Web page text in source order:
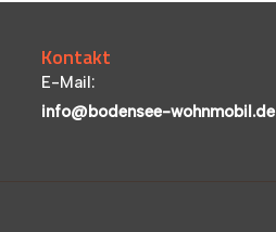
Kontakt
E-Mail:
info@bodensee-wohnmobil.de